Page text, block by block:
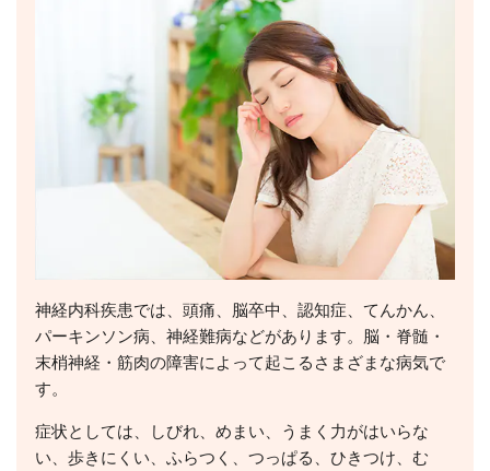
神経内科疾患では、頭痛、脳卒中、認知症、てんかん、
パーキンソン病、神経難病などがあります。脳・脊髄・
末梢神経・筋肉の障害によって起こるさまざまな病気で
す。
症状としては、しびれ、めまい、うまく力がはいらな
い、歩きにくい、ふらつく、つっぱる、ひきつけ、む